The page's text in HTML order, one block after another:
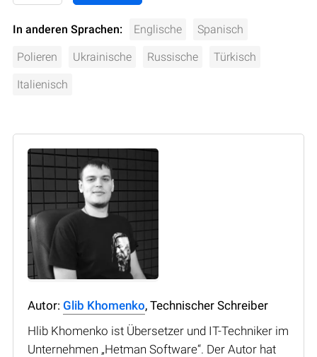
In anderen Sprachen: Englische Spanisch
Polieren Ukrainische Russische Türkisch
Italienisch
Autor: Glib Khomenko, Technischer Schreiber
Hlib Khomenko ist Übersetzer und IT-Techniker im
Unternehmen „Hetman Software“. Der Autor hat